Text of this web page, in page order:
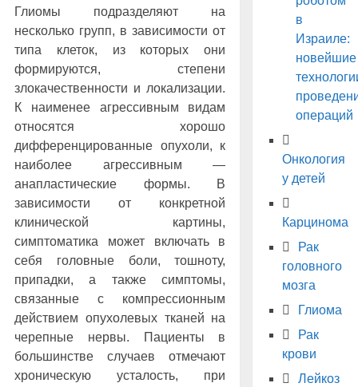
Глиомы подразделяют на
несколько групп, в зависимости от
типа клеток, из которых они
формируются, степени
злокачественности и локализации.
К наименее агрессивным видам
относятся хорошо
дифференцированные опухоли, к
наиболее агрессивным —
анапластические формы. В
зависимости от конкретной
клинической картины,
симптоматика может включать в
себя головные боли, тошноту,
припадки, а также симптомы,
связанные с компрессионным
действием опухолевых тканей на
черепные нервы. Пациенты в
большинстве случаев отмечают
хроническую усталость, при
в
Израиле:
новейшие
операций
Онкология
у детей
Карцинома
Рак
головного
мозга
Глиома
Рак
крови
Лейкоз